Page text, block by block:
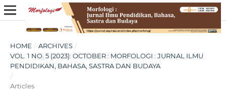
HOME / ARCHIVES /
VOL. 1 NO. 5 (2023): OCTOBER : MORFOLOGI : JURNAL ILMU
PENDIDIKAN, BAHASA, SASTRA DAN BUDAYA
/
Articles